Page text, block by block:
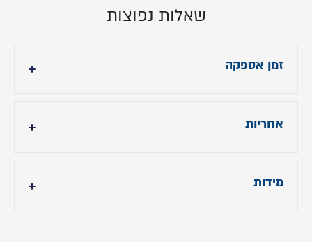
שאלות נפוצות
זמן אספקה
מידות:
אחריות
מידות